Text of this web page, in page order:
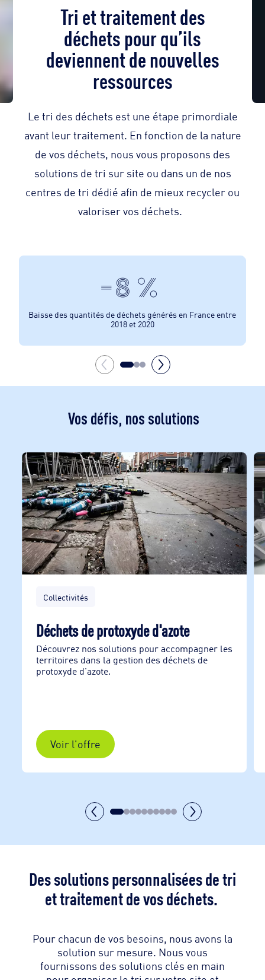
Tri et traitement des
déchets pour qu’ils
deviennent de nouvelles
ressources
Le tri des déchets est une étape primordiale
avant leur traitement. En fonction de la nature
de vos déchets, nous vous proposons des
solutions de tri sur site ou dans un de nos
centres de tri dédié afin de mieux recycler ou
valoriser vos déchets.
-8 %
Baisse des quantités de déchets générés en France entre
2018 et 2020
Vos défis, nos solutions
Collectivités
Déchets de protoxyde d'azote
Découvrez nos solutions pour accompagner les
territoires dans la gestion des déchets de
protoxyde d'azote.
Voir l'offre
Des solutions personnalisées de tri
et traitement de vos déchets.
Pour chacun de vos besoins, nous avons la
solution sur mesure. Nous vous
fournissons des solutions clés en main